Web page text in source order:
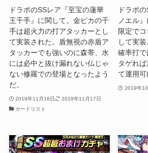
ドラポのSSレア『至宝の蓮華
王千手』に関して。金ピカの千
手は超火力の打アタッカーとし
て実装された。盾無視の赤盾ア
タッカーでも強いのに森帯、水
には必中と抜け漏れない仏じゃ
ない修羅での登場となったよう
だ。
2019年11月16日
2019年11月17日
カードリスト
ドラポ
ノエル
限定で
して実
確率打
タゲれ
て運用可
2019年10